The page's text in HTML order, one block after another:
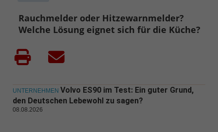
Rauchmelder oder Hitzewarnmelder?
Welche Lösung eignet sich für die Küche?
UNTERNEHMEN Volvo ES90 im Test: Ein guter Grund,
den Deutschen Lebewohl zu sagen?
08.08.2026